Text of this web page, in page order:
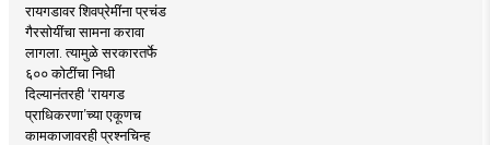
रायगडावर शिवप्रेमींना प्रचंड
गैरसोयींचा सामना करावा
लागला. त्यामुळे सरकारतर्फे
६०० कोटींचा निधी
दिल्यानंतरही ‘रायगड
प्राधिकरणा’च्या एकूणच
कामकाजावरही प्रश्नचिन्ह